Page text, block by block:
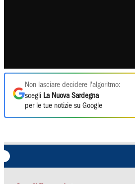
Non lasciare decidere l'algoritmo:
scegli La Nuova Sardegna
per le tue notizie su Google